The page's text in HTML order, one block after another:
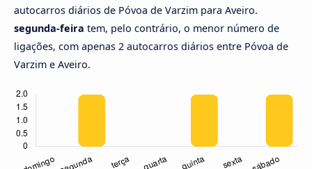
autocarros diários de Póvoa de Varzim para Aveiro.
segunda-feira tem, pelo contrário, o menor número de
ligações, com apenas 2 autocarros diários entre Póvoa de
Varzim e Aveiro.